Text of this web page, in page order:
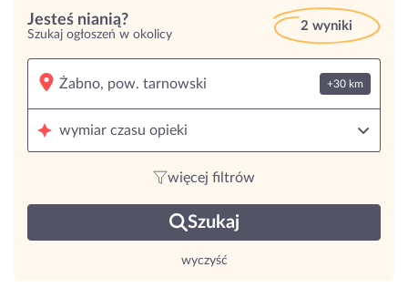
Jesteś nianią?
Szukaj ogłoszeń w okolicy
2 wyniki
+30 km
wymiar czasu opieki
więcej filtrów
Szukaj
wyczyść